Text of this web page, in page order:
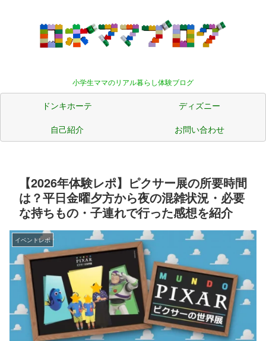
小学生ママのリアル暮らし体験ブログ
ドンキホーテ
ディズニー
自己紹介
お問い合わせ
【2026年体験レポ】ピクサー展の所要時間
は？平日金曜夕方から夜の混雑状況・必要
な持ちもの・子連れで行った感想を紹介
イベントレポ